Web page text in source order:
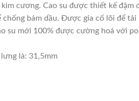
cương. Cao su được thiết kế
bám dầu. Được gia cố lõi để
su mới 100% được cường hoá với
là: 31,5mm